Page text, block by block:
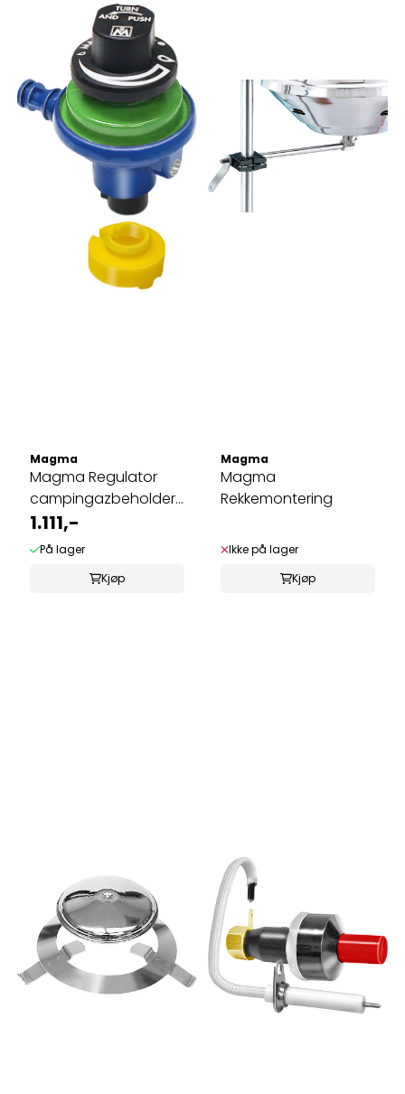
Magma
Magma Regulator
campingazbeholdere
CV270/470
1.111,-
På lager
Kjøp
Magma
Magma
Rekkemontering
Ikke på lager
Kjøp